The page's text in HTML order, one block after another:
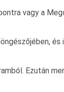
vagy a
Ezután